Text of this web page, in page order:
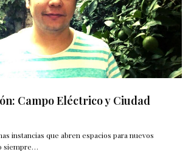
Campo Eléctrico y Ciudad
instancias que abren espacios para nuevos
siempre…